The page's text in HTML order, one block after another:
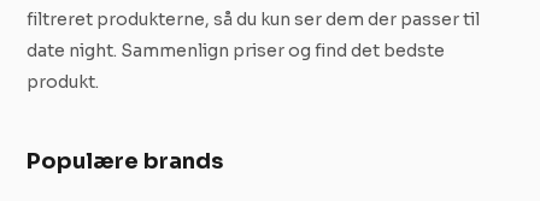
filtreret produkterne, så du kun ser dem der passer til
date night. Sammenlign priser og find det bedste
produkt.
Populære brands